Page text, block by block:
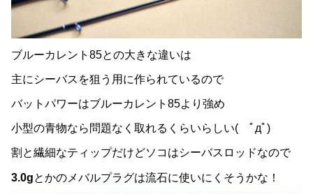
ブルーカレント85との大きな違いは
主にシーバスを狙う用に作られているので
バットパワーはブルーカレント85より強め
小型の青物なら問題なく取れるくらいらしい( ﾟдﾟ)
割と繊細なティップだけどソコはシーバスロッドなので
3.0gとかのメバルプラグは流石に使いにくそうかな！